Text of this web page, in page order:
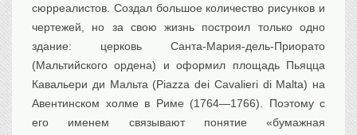
сюрреалистов. Создал большое количество рисунков и
чертежей, но за свою жизнь построил только одно
здание: церковь Санта-Мария-дель-Приорато
(Мальтийского ордена) и оформил площадь Пьяцца
Кавальери ди Мальта (Piazza dei Cavalieri di Malta) на
Авентинском холме в Риме (1764—1766). Поэтому с
его именем связывают понятие «бумажная